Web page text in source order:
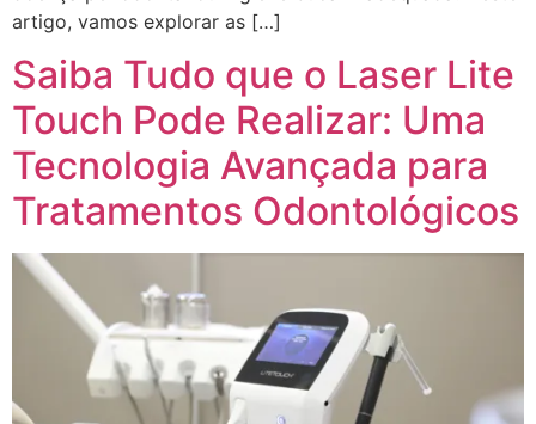
artigo, vamos explorar as […]
Saiba Tudo que o Laser Lite
Touch Pode Realizar: Uma
Tecnologia Avançada para
Tratamentos Odontológicos